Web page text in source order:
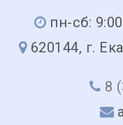
пн-сб:
620144, г.
8